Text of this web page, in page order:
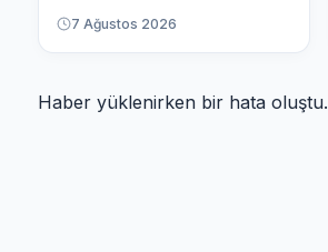
7 Ağustos 2026
Haber yüklenirken bir hata oluştu.